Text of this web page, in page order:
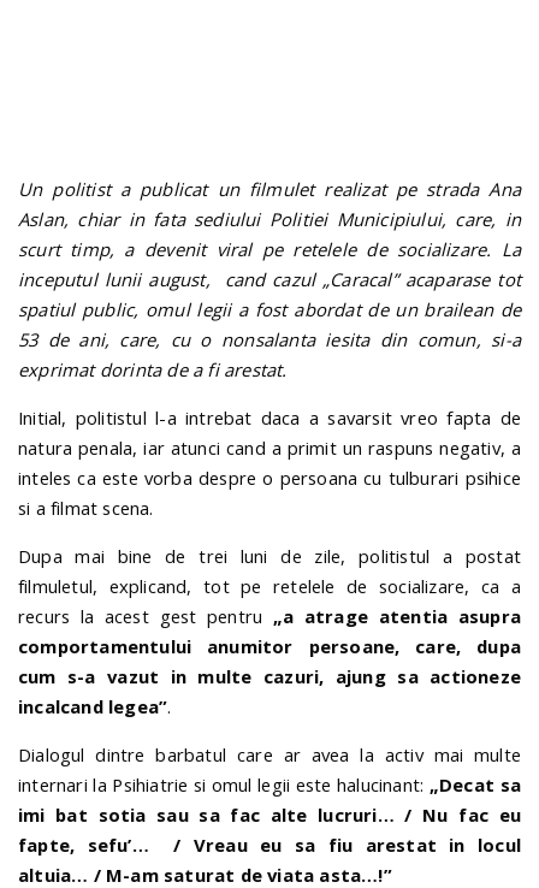
Un politist a publicat un filmulet realizat pe strada Ana
Aslan, chiar in fata sediului Politiei Municipiului, care, in
scurt timp, a devenit viral pe retelele de socializare. La
inceputul lunii august, cand cazul „Caracal” acaparase tot
spatiul public, omul legii a fost abordat de un brailean de
53 de ani, care, cu o nonsalanta iesita din comun, si-a
exprimat dorinta de a fi arestat.
Initial, politistul l-a intrebat daca a savarsit vreo fapta de
natura penala, iar atunci cand a primit un raspuns negativ, a
inteles ca este vorba despre o persoana cu tulburari psihice
si a filmat scena.
Dupa mai bine de trei luni de zile, politistul a postat
filmuletul, explicand, tot pe retelele de socializare, ca a
recurs la acest gest pentru „a atrage atentia asupra
comportamentului anumitor persoane, care, dupa
cum s-a vazut in multe cazuri, ajung sa actioneze
incalcand legea”.
Dialogul dintre barbatul care ar avea la activ mai multe
internari la Psihiatrie si omul legii este halucinant: „Decat sa
imi bat sotia sau sa fac alte lucruri… / Nu fac eu
fapte, sefu’… / Vreau eu sa fiu arestat in locul
altuia… / M-am saturat de viata asta…!”